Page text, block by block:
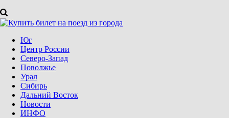
Юг
Центр России
Северо-Запад
Поволжье
Урал
Сибирь
Дальний Восток
Новости
ИНФО